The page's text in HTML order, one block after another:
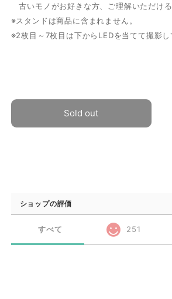
古いモノがお好きな方、ご理解いただける
※スタンドは商品に含まれません。
※2枚目～7枚目は下からLEDを当てて撮影し
Sold out
ショップの評価
すべて 251